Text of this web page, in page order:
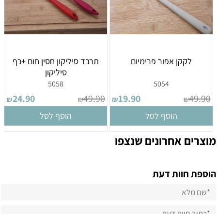
לקקן אפור פרימיום
5054
₪49.90
₪19.90
הוסף לסל
תרבד סיליקון חסין חום +כף
סיליקון
5058
₪49.90
₪24.90
הוסף לסל
מוצרים אחרונים שנצפו
הוספת חוות דעת